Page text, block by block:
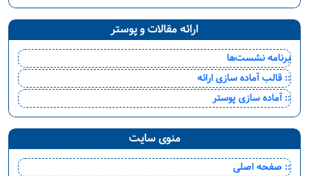
ارائه مقالات و پوستر
برنامه نشست‌ها
:: قالب آماده سازی ارائه
:: آماده سازی پوستر
منوی سایت
:: صفحه اصلی